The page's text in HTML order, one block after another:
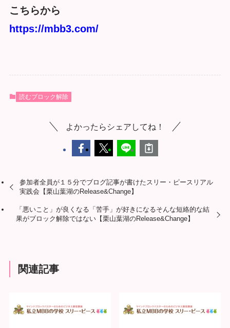
こちらから
https://mbb3.com/
読むブロック解除
よかったらシェアしてね！
参加者全員が１５分でブログ記事が書けたスリー・ピースリアル
実践会【栗山葉湖のRelease&Change】
「悪いこと」が良くなる「苦手」が好きになるそんな短絡的な結
果がブロック解除ではない【栗山葉湖のRelease&Change】
関連記事